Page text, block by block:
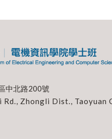
中北路200號
Rd., Zhongli Dist., Taoyuan